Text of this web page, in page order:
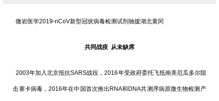
微岩医学2019-nCoV新型冠状病毒检测试剂驰援湖北黄冈
共同战疫 从未缺席
2003年加入北京抵抗SARS战役，2016年受政府委托飞抵南美厄瓜多尔阻
击寨卡病毒，2016年在中国首次推出RNA和DNA共测序病原微生物检测产